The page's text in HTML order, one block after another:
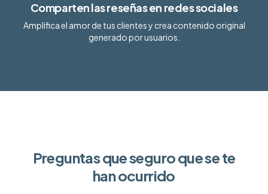
Comparten las reseñas en redes sociales
Amplifica el amor de tus clientes y crea contenido original
generado por usuarios.
Preguntas que seguro que se te
han ocurrido